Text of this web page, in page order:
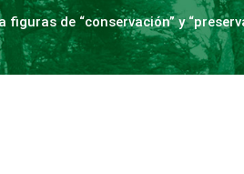
de “conservación” y